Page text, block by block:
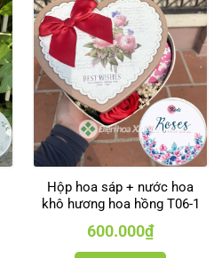
Hộp hoa sáp + nước hoa
khô hương hoa hồng T06-1
600.000₫